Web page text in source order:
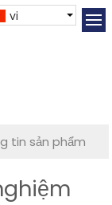
vi
tin sản phẩm